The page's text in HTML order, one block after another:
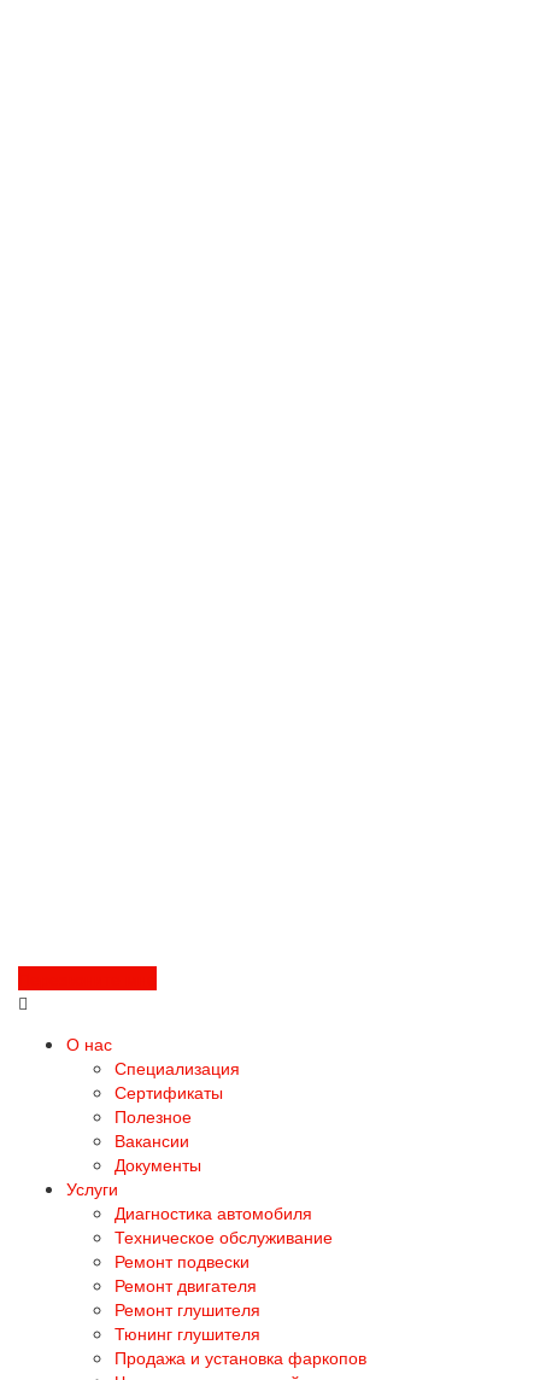
О нас
Специализация
Сертификаты
Полезное
Вакансии
Документы
Услуги
Диагностика автомобиля
Техническое обслуживание
Ремонт подвески
Ремонт двигателя
Ремонт глушителя
Тюнинг глушителя
Продажа и установка фаркопов